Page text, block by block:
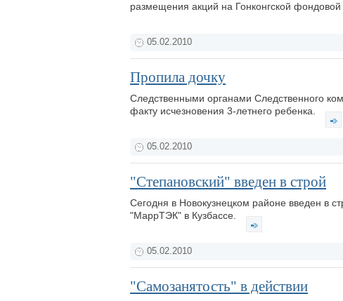
размещения акций на Гонконгской
05.02.2010
Пропила дочку
Следственными органами Следственного
факту исчезновения 3-летнего ребенка.
05.02.2010
"Степановский" введен в строй
Сегодня в Новокузнецком районе введен в
"МаррТЭК" в Кузбассе.
05.02.2010
"Самозанятость" в действии